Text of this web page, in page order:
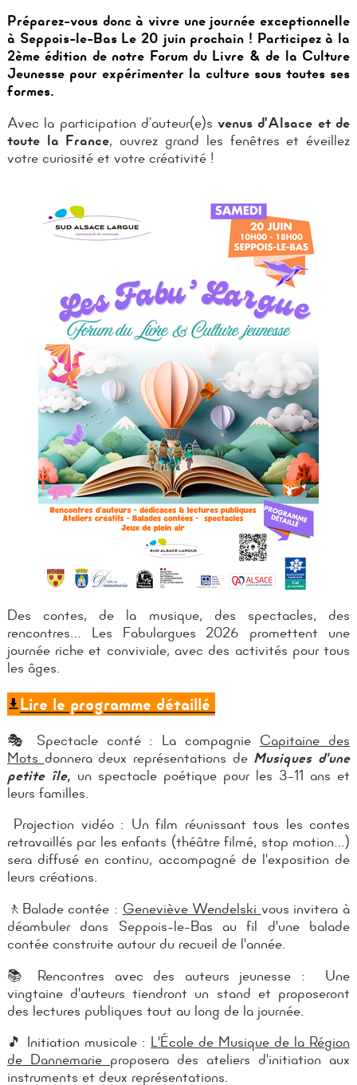
Préparez-vous donc à vivre une journée exceptionnelle
à Seppois-le-Bas Le 20 juin prochain ! Participez à la
2ème édition de notre Forum du Livre & de la Culture
Jeunesse pour expérimenter la culture sous toutes ses
formes.
Avec la participation d’auteur(e)s venus d’Alsace et de
toute la France, ouvrez grand les fenêtres et éveillez
votre curiosité et votre créativité !
Des contes, de la musique, des spectacles, des
rencontres… Les Fabulargues 2026 promettent une
journée riche et conviviale, avec des activités pour tous
les âges.
Lire le programme détaillé
🎭 Spectacle conté : La compagnie Capitaine des
Mots donnera deux représentations deMusiques d'une
petite île, un spectacle poétique pour les 3-11 ans et
leurs familles.
Projection vidéo : Un film réunissant tous les contes
retravaillés par les enfants (théâtre filmé, stop motion…)
sera diffusé en continu, accompagné de l'exposition de
leurs créations.
🚶Balade contée : Geneviève Wendelski vous invitera à
déambuler dans Seppois-le-Bas au fil d'une balade
contée construite autour du recueil de l'année.
📚 Rencontres avec des auteurs jeunesse : Une
vingtaine d'auteurs tiendront un stand et proposeront
des lectures publiques tout au long de la journée.
🎵 Initiation musicale : L'École de Musique de la Région
de Dannemarie proposera des ateliers d'initiation aux
instruments et deux représentations.